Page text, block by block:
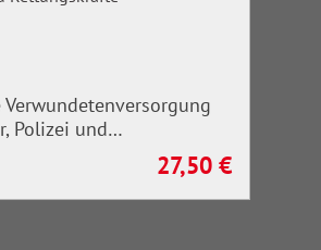
Verwundetenversorgung
Polizei und
Regulärer Preis:
27,50 €